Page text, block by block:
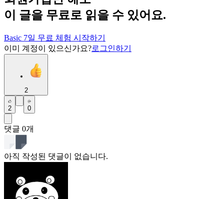
이 글을 무료로 읽을 수 있어요.
Basic 7일 무료 체험 시작하기
이미 계정이 있으신가요?로그인하기
2
2 0
댓글 0개
아직 작성된 댓글이 없습니다.